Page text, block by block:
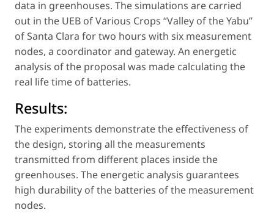
data in greenhouses. The simulations are carried
out in the UEB of Various Crops “Valley of the Yabu”
of Santa Clara for two hours with six measurement
nodes, a coordinator and gateway. An energetic
analysis of the proposal was made calculating the
real life time of batteries.
Results:
The experiments demonstrate the effectiveness of
the design, storing all the measurements
transmitted from different places inside the
greenhouses. The energetic analysis guarantees
high durability of the batteries of the measurement
nodes.